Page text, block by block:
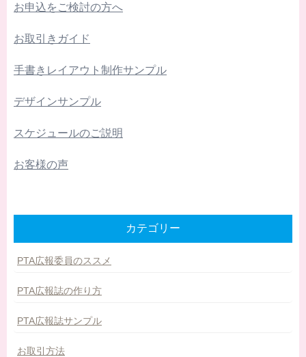
お申込をご検討の方へ
お取引きガイド
手書きレイアウト制作サンプル
デザインサンプル
スケジュールのご説明
お客様の声
カテゴリー
PTA広報委員のススメ
PTA広報誌の作り方
PTA広報誌サンプル
お取引方法